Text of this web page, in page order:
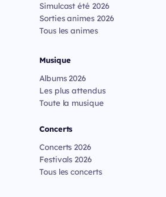
Simulcast été 2026
Sorties animes 2026
Tous les animes
Musique
Albums 2026
Les plus attendus
Toute la musique
Concerts
Concerts 2026
Festivals 2026
Tous les concerts